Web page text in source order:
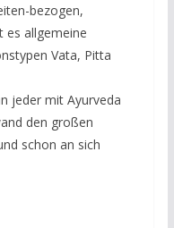
bezogen,
es allgemeine
Vata, Pitta
jeder mit Ayurveda
den großen
schon an sich